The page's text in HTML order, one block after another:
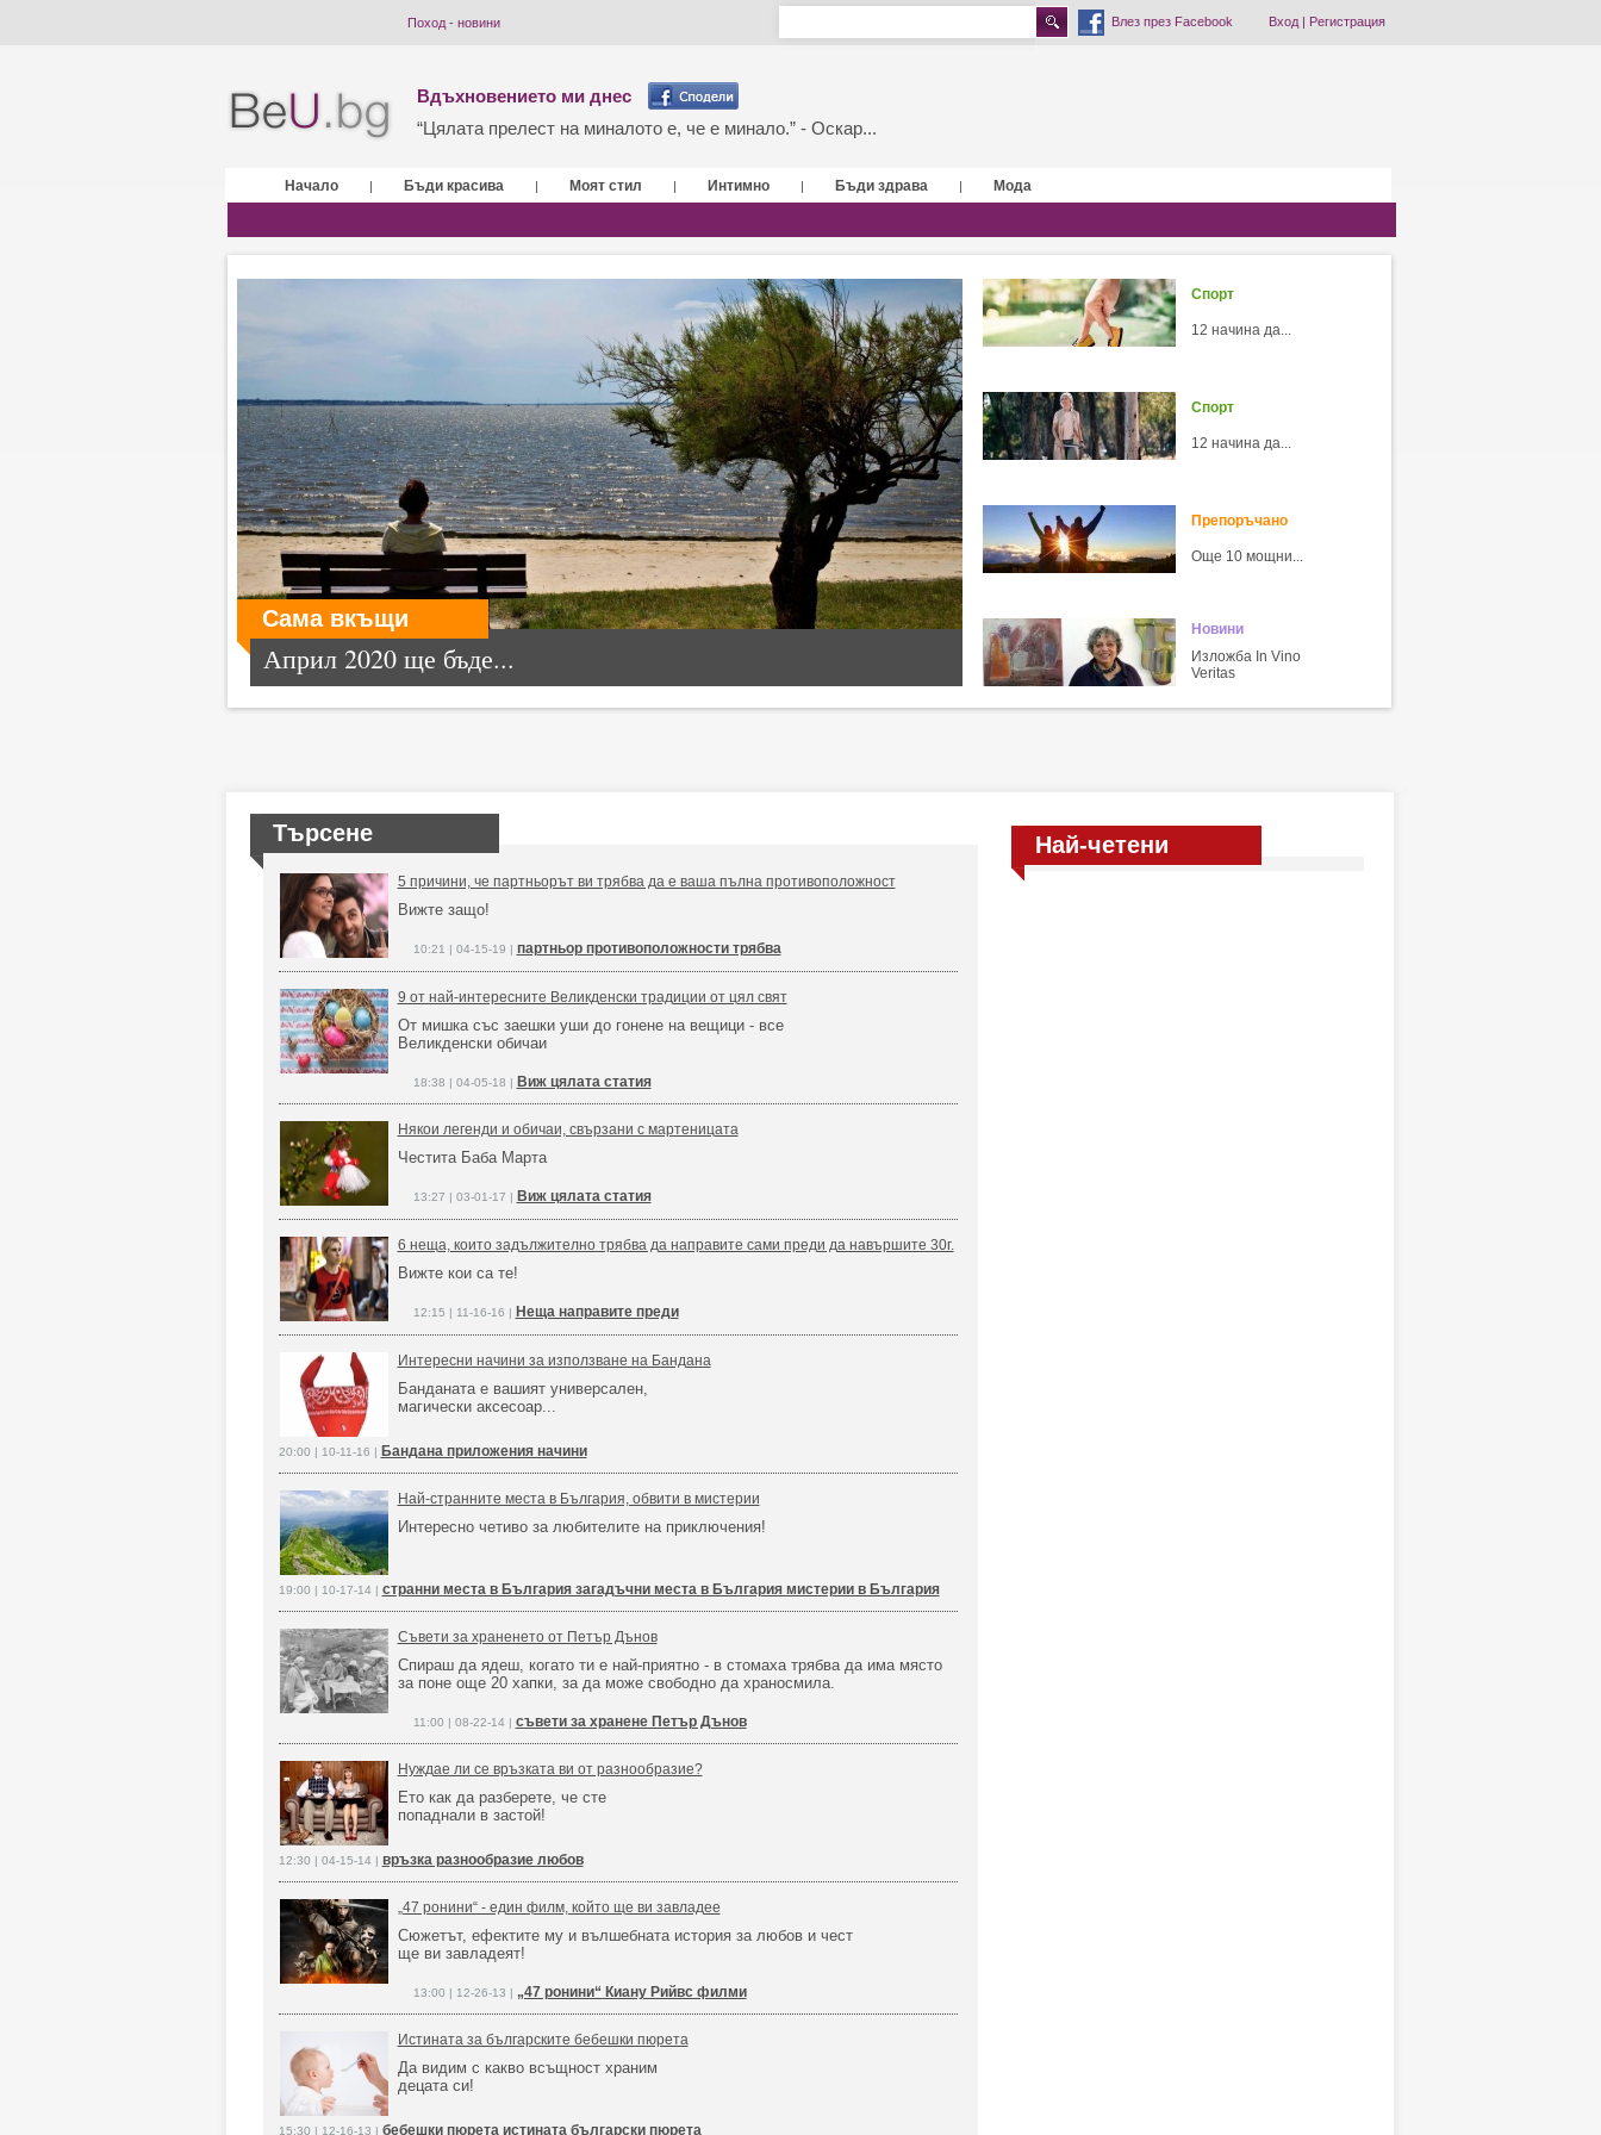
Поход - новини Влез през Facebook Вход| Регистрация
Вдъхновението ми днес
“Цялата прелест на миналото е, че е минало.” - Оскар...
Начало | Бъди красива | Моят стил | Интимно | Бъди здрава | Мода
Сама вкъщи
Април 2020 ще бъде...
Спорт
12 начина да...
Спорт
12 начина да...
Препоръчано
Още 10 мощни...
Новини
Изложба In Vino
Veritas
Търсене
5 причини, че партньорът ви трябва да е ваша пълна противоположност
Вижте защо!
10:21 | 04-15-19 | партньор противоположности трябва
9 от най-интересните Великденски традиции от цял свят
От мишка със заешки уши до гонене на вещици - все
Великденски обичаи
18:38 | 04-05-18 | Виж цялата статия
Някои легенди и обичаи, свързани с мартеницата
Честита Баба Марта
13:27 | 03-01-17 | Виж цялата статия
6 неща, които задължително трябва да направите сами преди да навършите 30г.
Вижте кои са те!
12:15 | 11-16-16 | Неща направите преди
Интересни начини за използване на Бандана
Банданата е вашият универсален,
магически аксесоар...
20:00 | 10-11-16 | Бандана приложения начини
Най-странните места в България, обвити в мистерии
Интересно четиво за любителите на приключения!
19:00 | 10-17-14 | странни места в България загадъчни места в България мистерии в България
Съвети за храненето от Петър Дънов
Спираш да ядеш, когато ти е най-приятно - в стомаха трябва да има място
за поне още 20 хапки, за да може свободно да храносмила.
11:00 | 08-22-14 | съвети за хранене Петър Дънов
Нуждае ли се връзката ви от разнообразие?
Ето как да разберете, че сте
попаднали в застой!
12:30 | 04-15-14 | връзка разнообразие любов
„47 ронини“ - един филм, който ще ви завладее
Сюжетът, ефектите му и вълшебната история за любов и чест
ще ви завладеят!
13:00 | 12-26-13 | „47 ронини“ Киану Рийвс филми
Истината за българските бебешки пюрета
Да видим с какво всъщност храним
децата си!
15:30 | 12-16-13 | бебешки пюрета истината български пюрета
Най-четени